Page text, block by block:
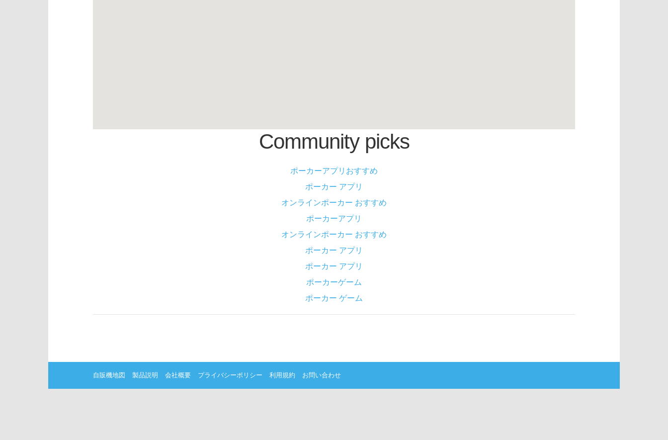
Community picks
ポーカーアプリおすすめ
ポーカー アプリ
オンラインポーカー おすすめ
ポーカーアプリ
オンラインポーカー おすすめ
ポーカー アプリ
ポーカー アプリ
ポーカーゲーム
ポーカー ゲーム
自販機地図 製品説明 会社概要 プライバシーポリシー 利用規約 お問い合わせ